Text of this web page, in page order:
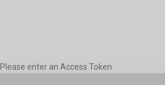
Please enter an Access Token